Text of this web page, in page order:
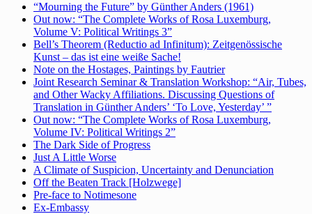
“Mourning the Future” by Günther Anders (1961)
Out now: “The Complete Works of Rosa Luxemburg,
Volume V: Political Writings 3”
Bell’s Theorem (Reductio ad Infinitum): Zeitgenössische
Kunst – das ist eine weiße Sache!
Note on the Hostages, Paintings by Fautrier
Joint Research Seminar & Translation Workshop: “Air, Tubes,
and Other Wacky Affiliations. Discussing Questions of
Translation in Günther Anders’ ‘To Love, Yesterday’ ”
Out now: “The Complete Works of Rosa Luxemburg,
Volume IV: Political Writings 2”
The Dark Side of Progress
Just A Little Worse
A Climate of Suspicion, Uncertainty and Denunciation
Off the Beaten Track [Holzwege]
Pre-face to Notimesone
Ex-Embassy